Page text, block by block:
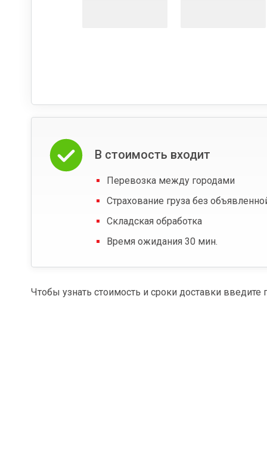
В стоимость входит
Перевозка между городами
Страхование груза без
Складская обработка
Время ожидания 30 мин.
Чтобы узнать стоимость и сроки доставки введите